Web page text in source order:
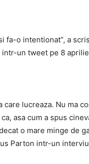
fa-o intentionat”, a
un tweet pe 8
care lucreaza. Nu ma
asa cum a spus
o mare minge de
Parton intr-un